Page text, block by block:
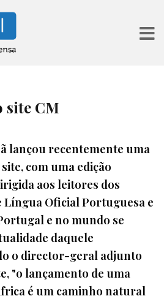
site CM
lançou recentemente uma
com uma edição
aos leitores dos
Língua Oficial Portuguesa e
e no mundo se
daquele
o director-geral adjunto
"o lançamento de uma
é um caminho natural